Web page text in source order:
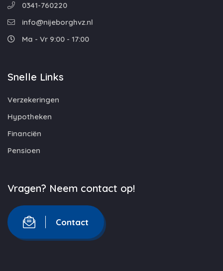
0341-760220
info@nijeborghvz.nl
Ma - Vr 9:00 - 17:00
Snelle Links
Verzekeringen
Hypotheken
Financiën
Pensioen
Vragen? Neem contact op!
Contact